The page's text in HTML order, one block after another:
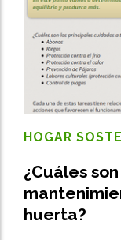
¿Cuáles
huerta?
HOGAR